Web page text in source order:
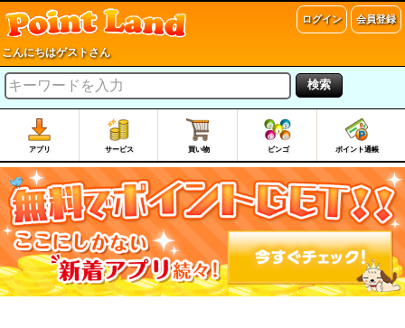
ログイン 会員登録
こんにちはゲストさん
検索
アプリ サービス 買い物 ビンゴ ポイント通帳